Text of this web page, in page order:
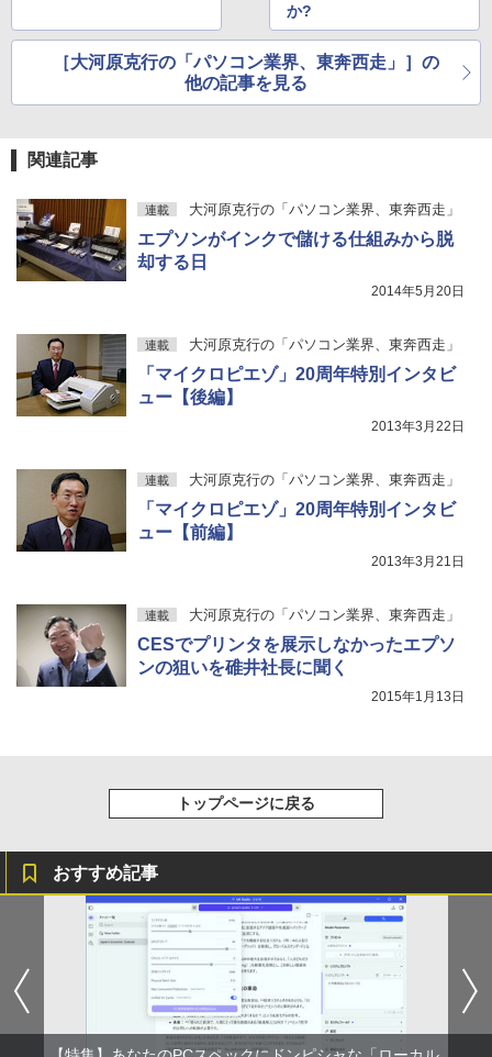
スーパーの裏でヤニ吸うふたり 9巻 (デジタル
版ビッグガンガンコミックス)
￥810
か?
［大河原克行の「パソコン業界、東奔西走」］の
他の記事を見る
関連記事
連載 大河原克行の「パソコン業界、東奔西走」
エプソンがインクで儲ける仕組みから脱
却する日
2014年5月20日
連載 大河原克行の「パソコン業界、東奔西走」
「マイクロピエゾ」20周年特別インタビ
ュー【後編】
2013年3月22日
連載 大河原克行の「パソコン業界、東奔西走」
「マイクロピエゾ」20周年特別インタビ
ュー【前編】
2013年3月21日
連載 大河原克行の「パソコン業界、東奔西走」
CESでプリンタを展示しなかったエプソ
ンの狙いを碓井社長に聞く
2015年1月13日
トップページに戻る
おすすめ記事